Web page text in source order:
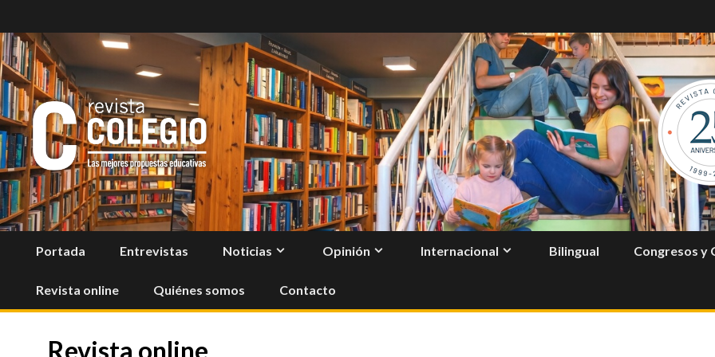
to
content
Portada Entrevistas Noticias Opinión Internacional Bilingual Congresos y
Revista online Quiénes somos Contacto
Revista online